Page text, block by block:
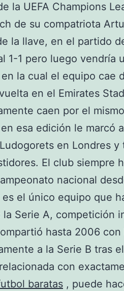
la UEFA Champions
de su compatriota
la llave, en el partido
1-1 pero luego vendría
la cual el equipo cae
en el Emirates
caen por el
esa edición le marcó
en Londres y
El club siempre
nacional
el único equipo que
Serie A, competición
hasta 2006
a la Serie B tras
con
baratas , puede